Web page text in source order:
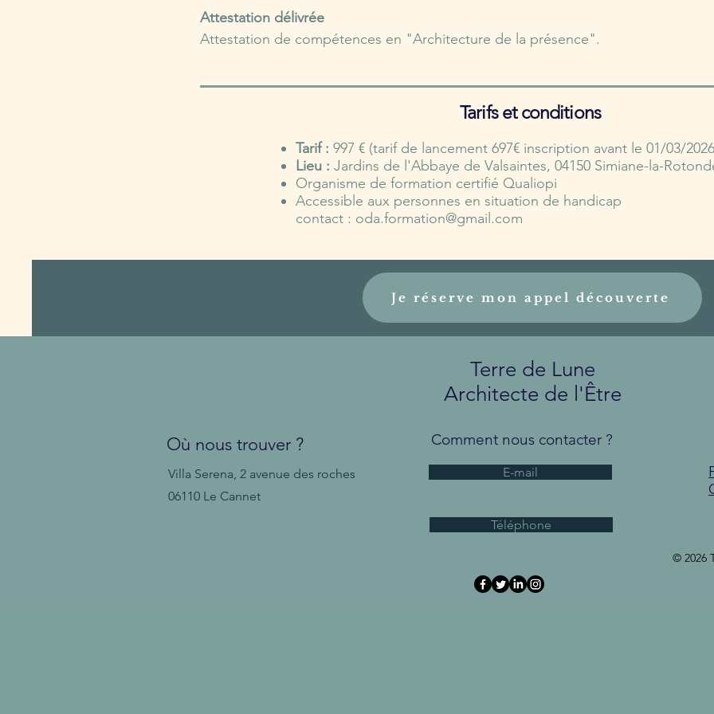
Attestation délivrée
Attestation de compétences en "Architecture de la présence".
Tarifs et conditions
Tarif : 997 € (tarif de lancement 697€ inscription avant le 01/03/
Lieu : Jardins de l'Abbaye de Valsaintes, 04150 Simiane-la-
Organisme de formation certifié Qualiopi
Accessible aux personnes en situation de handicap
contact : oda.formation@gmail.com
Je réserve mon appel découverte
Terre de Lune
Architecte de l'Être
Où nous trouver ?
Villa Serena, 2 avenue des roches
06110 Le Cannet
Comment nous contacter ?
E-mail
Téléphone
© 2026